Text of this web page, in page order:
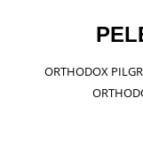
ORTHODOX